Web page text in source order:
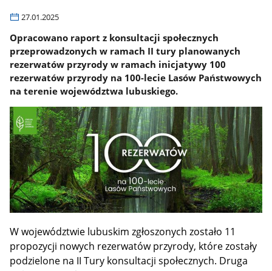
27.01.2025
Opracowano raport z konsultacji społecznych
przeprowadzonych w ramach II tury planowanych
rezerwatów przyrody w ramach inicjatywy 100
rezerwatów przyrody na 100-lecie Lasów Państwowych
na terenie województwa lubuskiego.
W województwie lubuskim zgłoszonych zostało 11
propozycji nowych rezerwatów przyrody, które zostały
podzielone na II Tury konsultacji społecznych. Druga